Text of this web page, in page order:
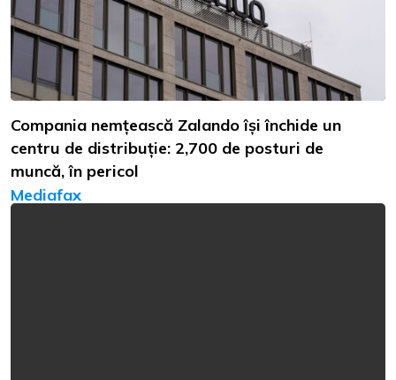
Compania nemțească Zalando își închide un
centru de distribuție: 2,700 de posturi de
muncă, în pericol
Mediafax